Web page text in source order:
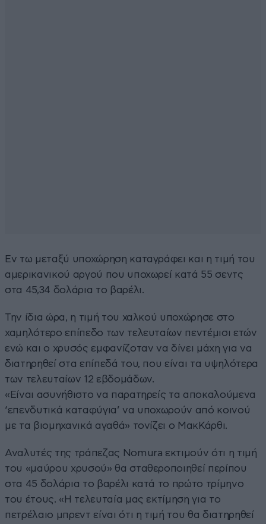
Εν τω μεταξύ υποχώρηση καταγράφει και η τιμή του
αμερικανικού αργού που υποχωρεί κατά 55 σεντς
στα 45,34 δολάρια το βαρέλι.
Την ίδια ώρα, η τιμή του χαλκού υποχώρησε στο
χαμηλότερο επίπεδο των τελευταίων πεντέμισι ετών
ενώ και ο χρυσός εμφανίζοταν να δίνει μάχη για να
διατηρηθεί στα επίπεδά του, που είναι τα υψηλότερα
των τελευταίων 12 εβδομάδων.
«Είναι ασυνήθιστο να παρατηρείς τα αποκαλούμενα
‘επενδυτικά καταφύγια’ να υποχωρούν από κοινού
με τα βιομηχανικά αγαθά» τονίζει ο ΜακΚάρθι.
Αναλυτές της τράπεζας Nomura εκτιμούν ότι η τιμή
του «μαύρου χρυσού» θα σταθεροποιηθεί περίπου
στα 45 δολάρια το βαρέλι κατά το πρώτο τρίμηνο
του έτους. «Η τελευταία μας εκτίμηση για το
πετρέλαιο μπρεντ είναι ότι η τιμή του θα διατηρηθεί